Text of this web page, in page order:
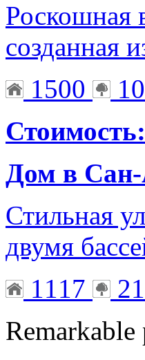
Роскошная
созданная
1500
Дом в Сан-
Стильная
двумя
1117